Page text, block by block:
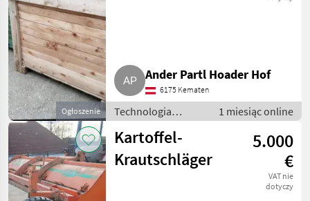
Ogłoszenie
Ander Partl Hoader Hof
6175 Kematen
Technologia
ziemniaczana /
Inne rozwiązania
technologiczne dla
ziemniaków
1 miesiąc online
Kartoffel-
Krautschläger
5.000
€
VAT nie
dotyczy